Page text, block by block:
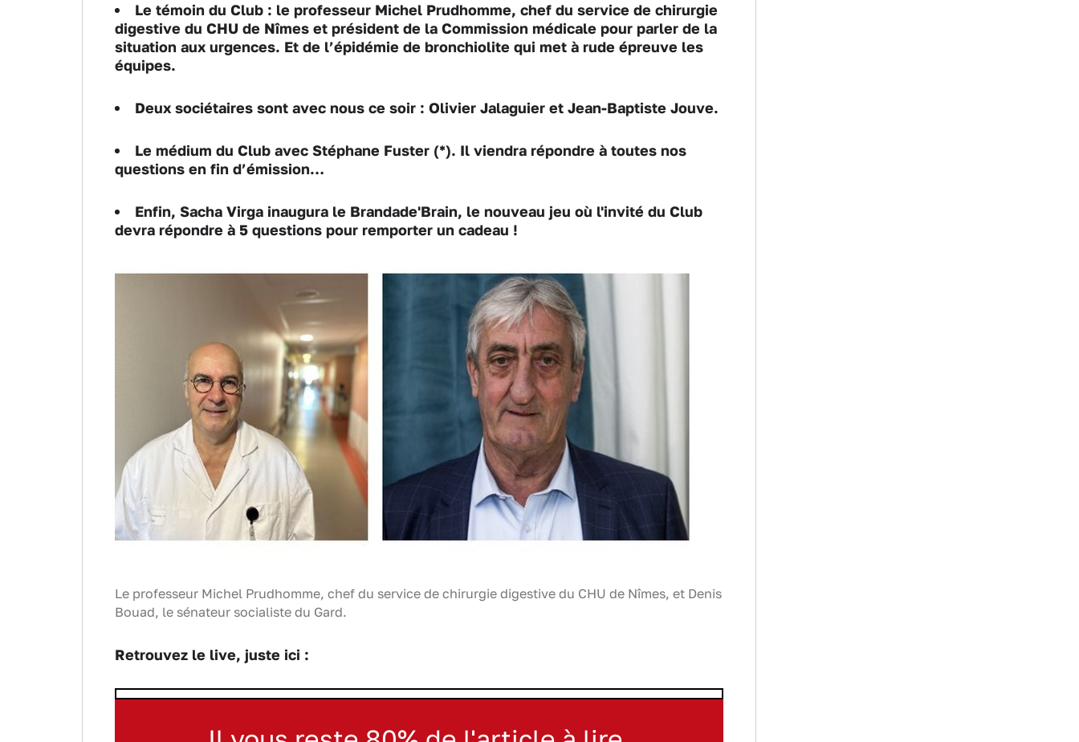
Le témoin du Club : le professeur Michel Prudhomme, chef du service de chirurgie
digestive du CHU de Nîmes et président de la Commission médicale pour parler de la
situation aux urgences. Et de l’épidémie de bronchiolite qui met à rude épreuve les
équipes.
Deux sociétaires sont avec nous ce soir : Olivier Jalaguier et Jean-Baptiste Jouve.
Le médium du Club avec Stéphane Fuster (*). Il viendra répondre à toutes nos
questions en fin d’émission…
Enfin, Sacha Virga inaugura le Brandade'Brain, le nouveau jeu où l'invité du Club
devra répondre à 5 questions pour remporter un cadeau !
Le professeur Michel Prudhomme, chef du service de chirurgie digestive du CHU de Nîmes, et Denis
Bouad, le sénateur socialiste du Gard.
Retrouvez le live, juste ici :